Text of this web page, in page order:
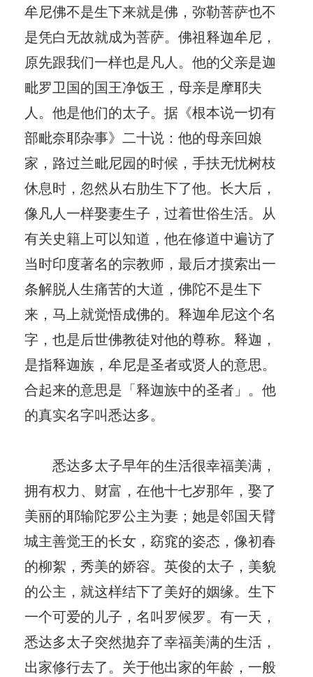
牟尼佛不是生下来就是佛，弥勒菩萨也不
是凭白无故就成为菩萨。佛祖释迦牟尼，
原先跟我们一样也是凡人。他的父亲是迦
毗罗卫国的国王净饭王，母亲是摩耶夫
人。他是他们的太子。据《根本说一切有
部毗奈耶杂事》二十说：他的母亲回娘
家，路过兰毗尼园的时候，手扶无忧树枝
休息时，忽然从右肋生下了他。长大后，
像凡人一样娶妻生子，过着世俗生活。从
有关史籍上可以知道，他在修道中遍访了
当时印度著名的宗教师，最后才摸索出一
条解脱人生痛苦的大道，佛陀不是生下
来，马上就觉悟成佛的。释迦牟尼这个名
字，也是后世佛教徒对他的尊称。释迦，
是指释迦族，牟尼是圣者或贤人的意思。
合起来的意思是「释迦族中的圣者」。他
的真实名字叫悉达多。
悉达多太子早年的生活很幸福美满，
拥有权力、财富，在他十七岁那年，娶了
美丽的耶输陀罗公主为妻；她是邻国天臂
城主善觉王的长女，窈窕的姿态，像初春
的柳絮，秀美的娇容。英俊的太子，美貌
的公主，就这样结下了美好的姻缘。生下
一个可爱的儿子，名叫罗候罗。有一天，
悉达多太子突然拋弃了幸福美满的生活，
出家修行去了。关于他出家的年龄，一般